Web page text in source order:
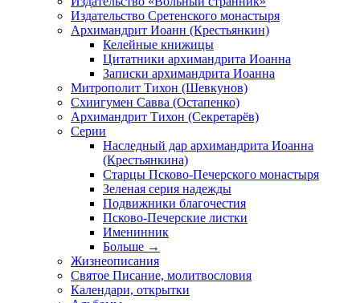
Издательство Сретенского монастыря
Архимандрит Иоанн (Крестьянкин)
Келейные книжицы
Цитатники архимандрита Иоанна
Записки архимандрита Иоанна
Митрополит Тихон (Шевкунов)
Схиигумен Савва (Остапенко)
Архимандрит Тихон (Секретарёв)
Серии
Наследный дар архимандрита Иоанна
(Крестьянкина)
Старцы Псково-Печерского монастыря
Зеленая серия надежды
Подвижники благочестия
Псково-Печерские листки
Именинник
Больше →
Жизнеописания
Святое Писание, молитвословия
Календари, открытки